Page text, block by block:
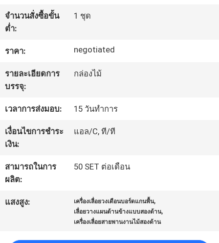
โรงงาน
คุณภาพ
ติดต่อ
เรา
ข่าว
จำนวนสั่งซื้อขั้น
ต่ำ:
1 ชุด
ราคา: negotiated
รายละเอียดการ
บรรจุ:
กล่องไม้
เวลาการส่งมอบ: 15 วันทำการ
เงื่อนไขการชำระ
เงิน:
แอล/C, ที/ที
สามารถในการ
ผลิต:
50 SET ต่อเดือน
แสงสูง: เครื่องเลื่อยวงเดือนบอร์ดแกนพื้น,
เลื่อยวางแผนด้านข้างแบบสองด้าน,
เครื่องเลื่อยสายพานงานไม้สองด้าน